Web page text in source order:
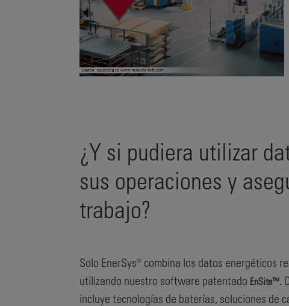
¿Y si pudiera utilizar
sus operaciones y
trabajo?
Solo EnerSys® combina los datos energéticos
utilizando nuestro software patentado EnSite™.
incluye tecnologías de baterías, soluciones de